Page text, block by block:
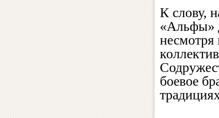
К слову,
«Альфы»
несмотря
боевое